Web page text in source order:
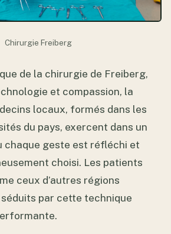
Chirurgie Freiberg
de la chirurgie de Freiberg,
et compassion, la
locaux, formés dans les
du pays, exercent dans un
chaque geste est réfléchi et
choisi. Les patients
ceux d’autres régions
séduits par cette technique